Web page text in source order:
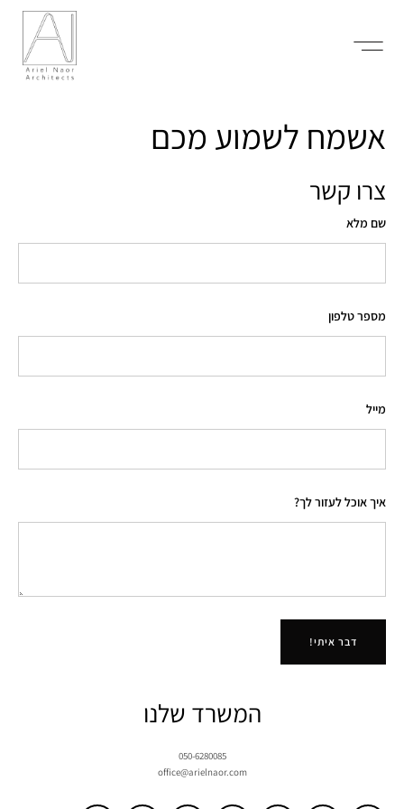
אשמח לשמוע מכם
צרו קשר
שם מלא
מספר טלפון
מייל
איך אוכל לעזור לך?
דבר איתי!
המשרד שלנו
050-6280085
office@arielnaor.com